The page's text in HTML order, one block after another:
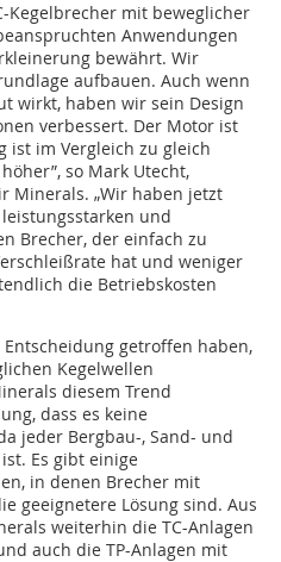
Kegelbrecher mit beweglicher
Anwendungen
bewährt. Wir
aufbauen. Auch wenn
wirkt, haben wir sein Design
verbessert. Der Motor ist
ist im Vergleich zu gleich
so Mark Utecht,
Minerals. „Wir haben jetzt
und
Brecher, der einfach zu
hat und weniger
die Betriebskosten
getroffen haben,
Kegelwellen
diesem Trend
dass es keine
jeder Bergbau-, Sand- und
Es gibt einige
in denen ­Brecher mit
geeignetere Lösung sind. Aus
weiterhin die TC-Anlagen
auch die TP-Anlagen mit